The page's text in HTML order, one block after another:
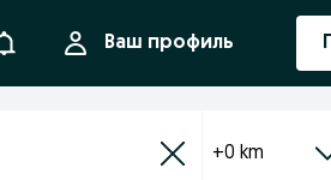
Ваш профиль
+0 km